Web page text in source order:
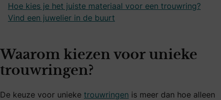
Hoe kies je het juiste materiaal voor een trouwring?
Vind een juwelier in de buurt
Waarom kiezen voor unieke
trouwringen?
De keuze voor unieke trouwringen is meer dan hoe alleen